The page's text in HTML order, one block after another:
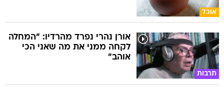
אוכל
תרבות
אורן נהרי נפרד מהרדיו: "המחלה
לקחה ממני את מה שאני הכי
אוהב"